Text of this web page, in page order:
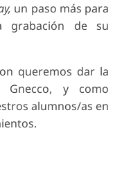
un paso más para
grabación de su
queremos dar la
Gnecco, y como
alumnos/as en